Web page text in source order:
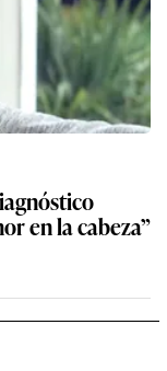
en la cabeza”